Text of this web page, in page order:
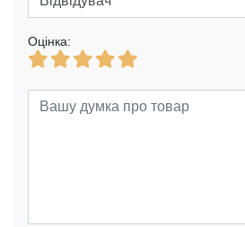
Оцінка: